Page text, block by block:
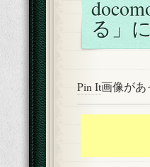
る」
Pin It画像があ